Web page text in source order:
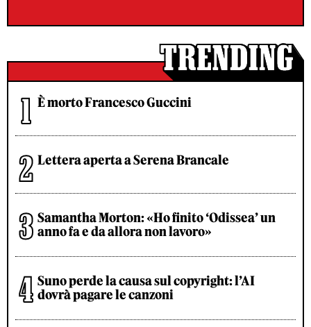
È morto Francesco Guccini
Lettera aperta a Serena Brancale
Samantha Morton: «Ho finito ‘Odissea’ un
anno fa e da allora non lavoro»
Suno perde la causa sul copyright: l’AI
dovrà pagare le canzoni